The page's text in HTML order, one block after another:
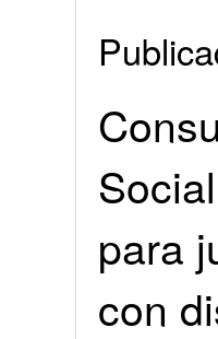
para
con